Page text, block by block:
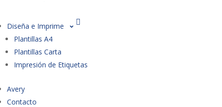
Diseña e Imprime
Plantillas A4
Plantillas Carta
Impresión de Etiquetas
Avery
Contacto